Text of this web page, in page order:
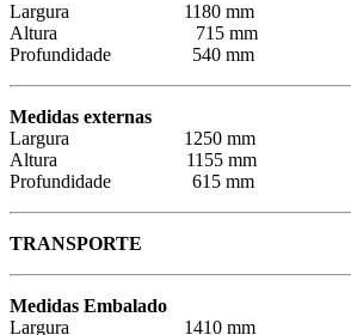
Largura 1180 mm
Altura 715 mm
Profundidade 540 mm
Medidas externas
Largura 1250 mm
Altura 1155 mm
Profundidade 615 mm
TRANSPORTE
Medidas Embalado
Largura 1410 mm